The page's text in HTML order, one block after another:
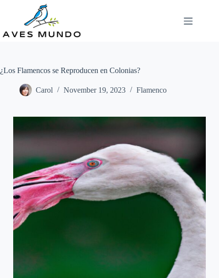
¿Los Flamencos se Reproducen en Colonias?
Carol November 19, 2023 Flamenco